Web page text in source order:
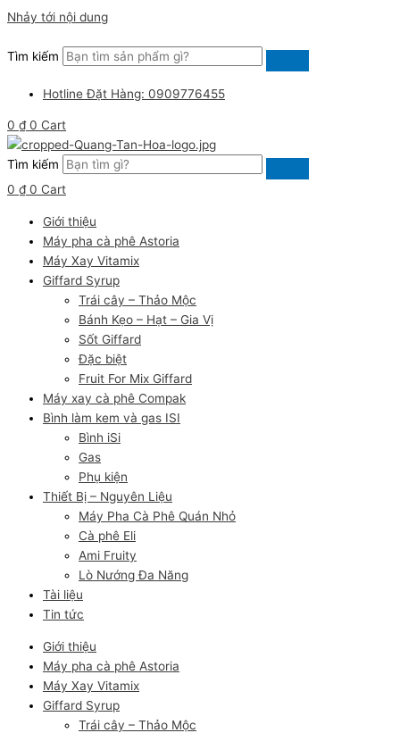
Nhảy tới nội dung
Tìm kiếm
Hotline Đặt Hàng: 0909776455
0 ₫ 0 Cart
Tìm kiếm
0 ₫ 0 Cart
Giới thiệu
Máy pha cà phê Astoria
Máy Xay Vitamix
Giffard Syrup
Trái cây – Thảo Mộc
Bánh Kẹo – Hạt – Gia Vị
Sốt Giffard
Đặc biệt
Fruit For Mix Giffard
Máy xay cà phê Compak
Bình làm kem và gas ISI
Bình iSi
Gas
Phụ kiện
Thiết Bị – Nguyên Liệu
Máy Pha Cà Phê Quán Nhỏ
Cà phê Eli
Ami Fruity
Lò Nướng Đa Năng
Tài liệu
Tin tức
Giới thiệu
Máy pha cà phê Astoria
Máy Xay Vitamix
Giffard Syrup
Trái cây – Thảo Mộc